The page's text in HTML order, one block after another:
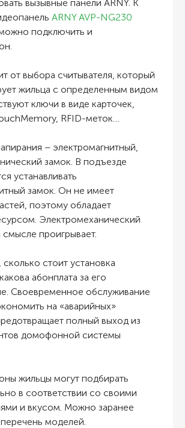
вызывные панели ARNY. К
ARNY AVP-NG230
можно подключить и
от выбора считывателя, который
жильца с определенным видом
ключи в виде карточек,
RFID-меток…
– электромагнитный,
замок. В подъезде
устанавливать
замок. Он не имеет
поэтому обладает
Электромеханический
проигрывает.
стоит установка
абонплата за его
Своевременное обслуживание
на «аварийных»
полный выход из
домофонной системы
жильцы могут подбирать
в соответствии со своими
и вкусом. Можно заранее
моделей.